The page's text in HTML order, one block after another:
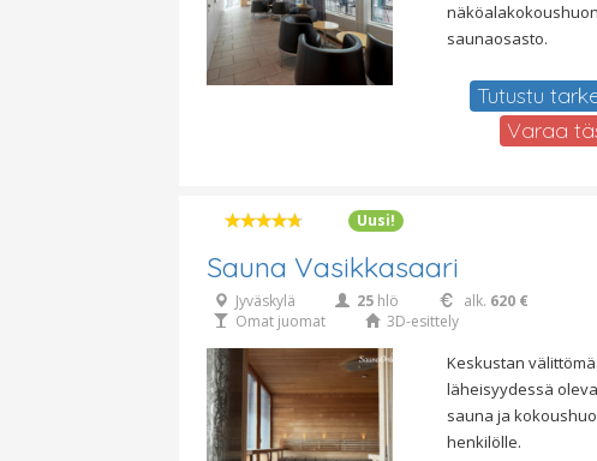
saunaosasto.
Tutustu
Varaa
Uusi!
Sauna Vasikkasaari
Jyväskylä 25 hlö alk. 620 €
Omat juomat
3D-esittely
Keskustan
läheisyydessä
sauna ja
henkilölle.